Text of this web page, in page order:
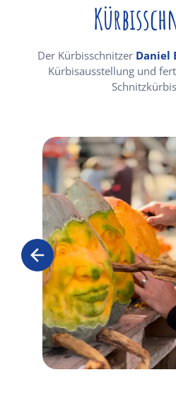
Der Kürbisschnitzer Daniel
Kürbisausstellung und